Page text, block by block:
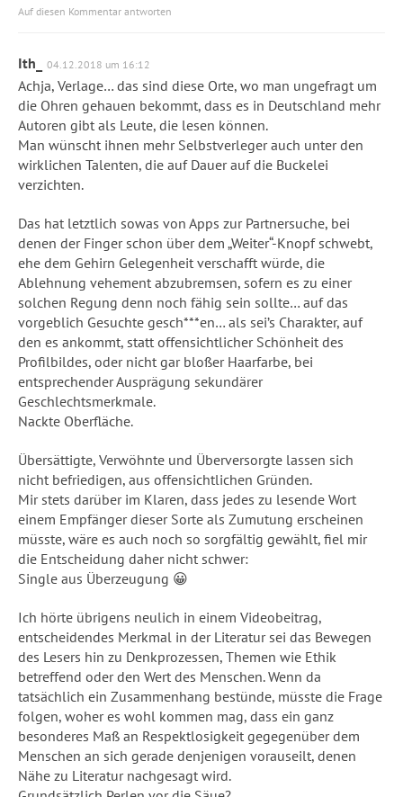
Auf diesen Kommentar antworten
Ith_ 04.12.2018 um 16:12
Achja, Verlage… das sind diese Orte, wo man ungefragt um
die Ohren gehauen bekommt, dass es in Deutschland mehr
Autoren gibt als Leute, die lesen können.
Man wünscht ihnen mehr Selbstverleger auch unter den
wirklichen Talenten, die auf Dauer auf die Buckelei
verzichten.
Das hat letztlich sowas von Apps zur Partnersuche, bei
denen der Finger schon über dem „Weiter“-Knopf schwebt,
ehe dem Gehirn Gelegenheit verschafft würde, die
Ablehnung vehement abzubremsen, sofern es zu einer
solchen Regung denn noch fähig sein sollte… auf das
vorgeblich Gesuchte gesch***en… als sei’s Charakter, auf
den es ankommt, statt offensichtlicher Schönheit des
Profilbildes, oder nicht gar bloßer Haarfarbe, bei
entsprechender Ausprägung sekundärer
Geschlechtsmerkmale.
Nackte Oberfläche.
Übersättigte, Verwöhnte und Überversorgte lassen sich
nicht befriedigen, aus offensichtlichen Gründen.
Mir stets darüber im Klaren, dass jedes zu lesende Wort
einem Empfänger dieser Sorte als Zumutung erscheinen
müsste, wäre es auch noch so sorgfältig gewählt, fiel mir
die Entscheidung daher nicht schwer:
Single aus Überzeugung 😀
Ich hörte übrigens neulich in einem Videobeitrag,
entscheidendes Merkmal in der Literatur sei das Bewegen
des Lesers hin zu Denkprozessen, Themen wie Ethik
betreffend oder den Wert des Menschen. Wenn da
tatsächlich ein Zusammenhang bestünde, müsste die Frage
folgen, woher es wohl kommen mag, dass ein ganz
besonderes Maß an Respektlosigkeit gegegenüber dem
Menschen an sich gerade denjenigen vorauseilt, denen
Nähe zu Literatur nachgesagt wird.